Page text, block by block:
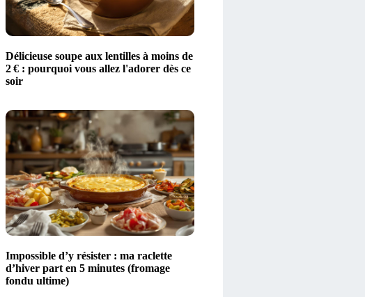
Délicieuse soupe aux lentilles à moins de
2 € : pourquoi vous allez l'adorer dès ce
soir
Impossible d’y résister : ma raclette
d’hiver part en 5 minutes (fromage
fondu ultime)